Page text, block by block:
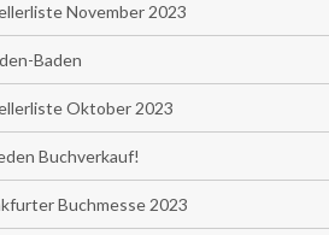
November 2023
Baden
Oktober 2023
Buchverkauf!
Buchmesse 2023